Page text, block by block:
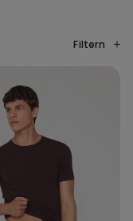
Filtern